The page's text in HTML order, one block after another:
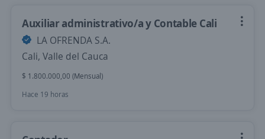
Auxiliar administrativo/a y Contable Cali
LA OFRENDA S.A.
Cali, Valle del Cauca
$ 1.800.000,00 (Mensual)
Hace 19 horas